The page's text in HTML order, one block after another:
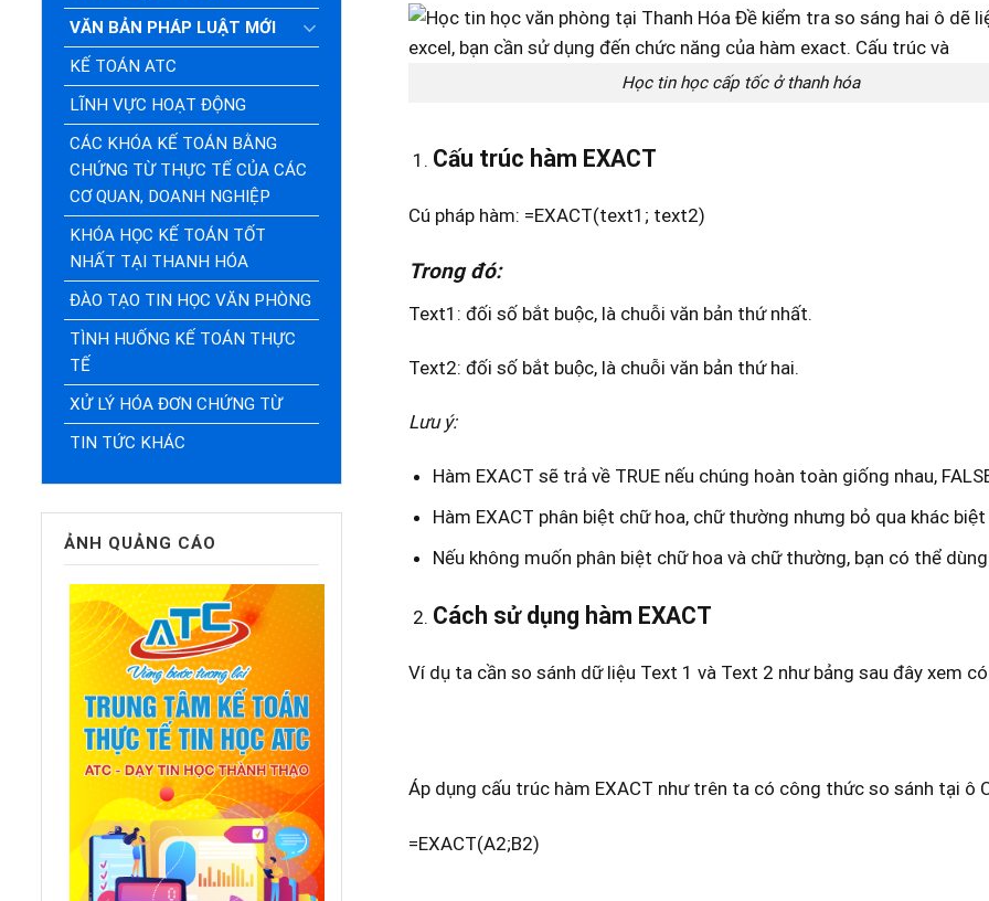
VĂN BẢN PHÁP LUẬT MỚI
KẾ TOÁN ATC
LĨNH VỰC HOẠT ĐỘNG
CÁC KHÓA KẾ TOÁN BẰNG
CHỨNG TỪ THỰC TẾ CỦA CÁC
CƠ QUAN, DOANH NGHIỆP
KHÓA HỌC KẾ TOÁN TỐT
NHẤT TẠI THANH HÓA
ĐÀO TẠO TIN HỌC VĂN PHÒNG
TÌNH HUỐNG KẾ TOÁN THỰC
TẾ
XỬ LÝ HÓA ĐƠN CHỨNG TỪ
TIN TỨC KHÁC
ẢNH QUẢNG CÁO
Học tin học cấp tốc ở thanh hóa
Cấu trúc hàm EXACT
Cú pháp hàm: =EXACT(text1; text2)
Trong đó:
Text1: đối số bắt buộc, là chuỗi văn bản thứ nhất.
Text2: đối số bắt buộc, là chuỗi văn bản thứ hai.
Lưu ý:
Hàm EXACT sẽ trả về TRUE nếu chúng hoàn toàn giống nhau,
Hàm EXACT phân biệt chữ hoa, chữ thường nhưng bỏ qua khác
Nếu không muốn phân biệt chữ hoa và chữ thường, bạn có thể
Cách sử dụng hàm EXACT
Ví dụ ta cần so sánh dữ liệu Text 1 và Text 2 như bảng sau đây xem
Áp dụng cấu trúc hàm EXACT như trên ta có công thức so sánh tại ô
=EXACT(A2;B2)